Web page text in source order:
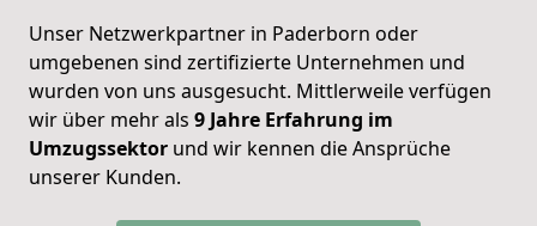
Unser Netzwerkpartner in Paderborn oder
umgebenen sind zertifizierte Unternehmen und
wurden von uns ausgesucht. Mittlerweile verfügen
wir über mehr als 9 Jahre Erfahrung im
Umzugssektor und wir kennen die Ansprüche
unserer Kunden.